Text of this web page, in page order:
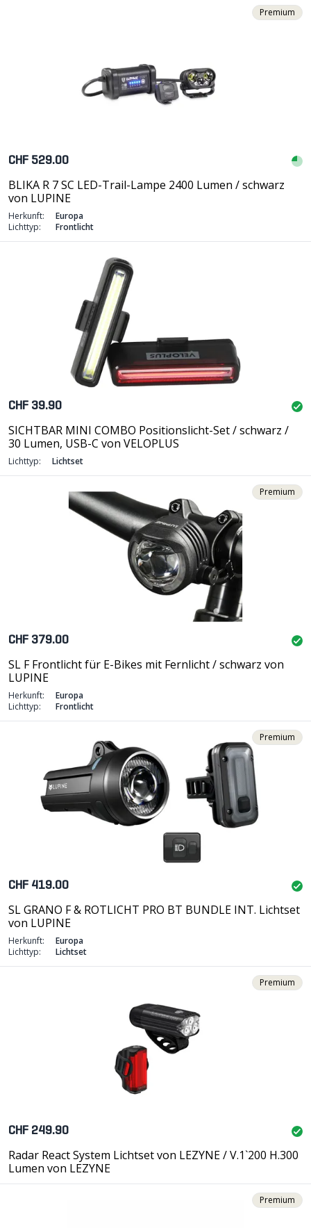
Premium
CHF 529.00
BLIKA R 7 SC LED-Trail-Lampe 2400 Lumen / schwarz
von LUPINE
Herkunft:
Europa
Lichttyp:
Frontlicht
CHF 39.90
SICHTBAR MINI COMBO Positionslicht-Set / schwarz /
30 Lumen, USB-C von VELOPLUS
Lichttyp: Lichtset
Premium
CHF 379.00
SL F Frontlicht für E-Bikes mit Fernlicht / schwarz von
LUPINE
Herkunft:
Europa
Lichttyp:
Frontlicht
Premium
CHF 419.00
SL GRANO F & ROTLICHT PRO BT BUNDLE INT. Lichtset
von LUPINE
Herkunft:
Europa
Lichttyp:
Lichtset
Premium
CHF 249.90
Radar React System Lichtset von LEZYNE / V.1`200 H.300
Lumen von LEZYNE
Premium